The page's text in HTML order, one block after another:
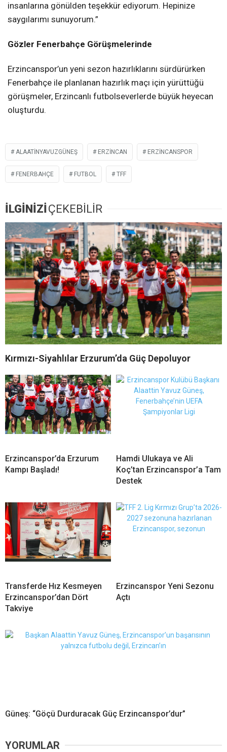
insanlarına gönülden teşekkür ediyorum. Hepinize
saygılarımı sunuyorum.”
Gözler Fenerbahçe Görüşmelerinde
Erzincanspor’un yeni sezon hazırlıklarını sürdürürken
Fenerbahçe ile planlanan hazırlık maçı için yürüttüğü
görüşmeler, Erzincanlı futbolseverlerde büyük heyecan
oluşturdu.
ALAATİNYAVUZGÜNEŞ ERZINCAN ERZINCANSPOR
FENERBAHÇE FUTBOL TFF
İLGİNİZİÇEKEBİLİR
Kırmızı-Siyahlılar Erzurum’da Güç Depoluyor
Erzincanspor’da Erzurum
Kampı Başladı!
Hamdi Ulukaya ve Ali
Koç’tan Erzincanspor’a Tam
Destek
Transferde Hız Kesmeyen
Erzincanspor’dan Dört
Takviye
Erzincanspor Yeni Sezonu
Açtı
Güneş: “Göçü Durduracak Güç Erzincanspor’dur”
YORUMLAR